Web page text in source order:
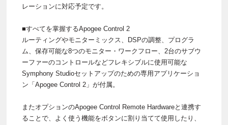
レーションに対応予定です。
■すべてを掌握するApogee Control 2
ルーティングやモニターミックス、DSPの調整、プログラ
ム、保存可能な8つのモニター・ワークフロー、2台のサブウ
ーファーのコントロールなどフレキシブルに使用可能な
Symphony Studioセットアップのための専用アプリケーショ
ン「Apogee Control 2」が付属。
またオプションのApogee Control Remote Hardwareと連携す
ることで、よく使う機能をボタンに割り当てて使用したり、